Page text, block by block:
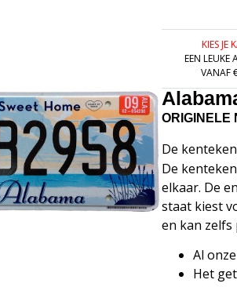
KIES JE
EEN LEUKE
VANAF
ORIGINELE
De
De
elkaar. De
staat kiest
en kan zelfs
Al
Het